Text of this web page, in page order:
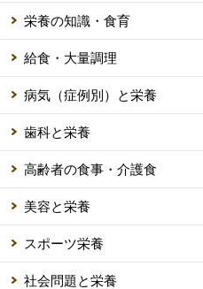
栄養の知識・食育
給食・大量調理
病気（症例別）と栄養
歯科と栄養
高齢者の食事・介護食
美容と栄養
スポーツ栄養
社会問題と栄養